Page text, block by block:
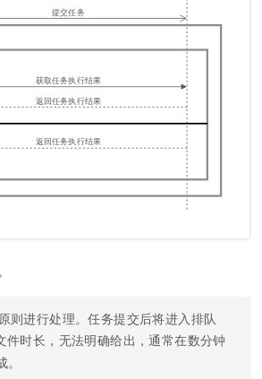
。
则进行处理。任务提交后将进入排队
时长，无法明确给出，通常在数分钟